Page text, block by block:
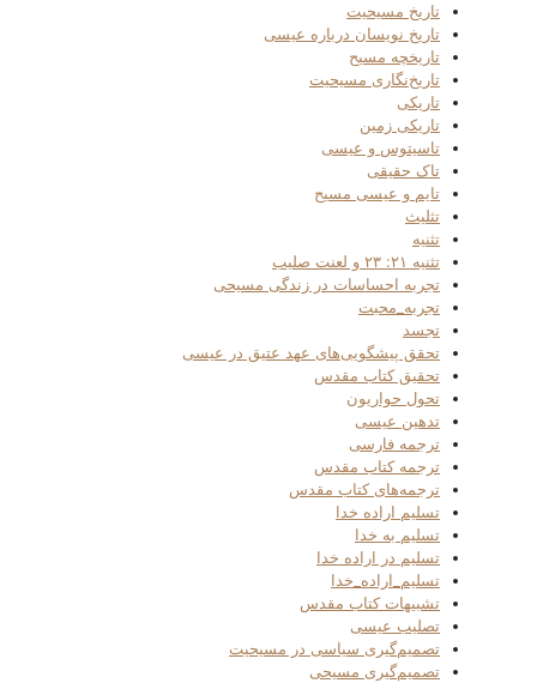
تاریخ مسیحیت
تاریخ نویسان درباره عیسی
تاریخچه مسیح
تاریخ‌نگاری مسیحیت
تاریکی
تاریکی زمین
تاسیتوس و عیسی
تاک حقیقی
تایم و عیسی مسیح
تثلیث
تثنیه
تثنیه ۲۱: ۲۳ و لعنت صلیب
تجربه احساسات در زندگی مسیحی
تجربه_محبت
تجسد
تحقق پیشگویی‌های عهد عتیق در عیسی
تحقیق کتاب مقدس
تحول حواریون
تدهین عیسی
ترجمه فارسی
ترجمه کتاب مقدس
ترجمه‌های کتاب مقدس
تسلیم اراده خدا
تسلیم به خدا
تسلیم در اراده خدا
تسلیم_اراده_خدا
تشبیهات کتاب مقدس
تصلیب عیسی
تصمیم‌گیری سیاسی در مسیحیت
تصمیم‌گیری مسیحی